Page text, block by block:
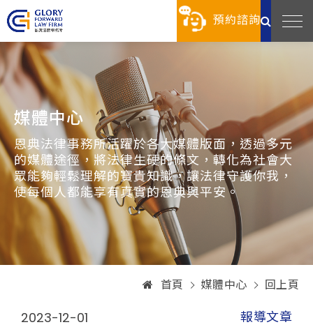
預約諮詢
媒體中心
恩典法律事務所活躍於各大媒體版面，透過多元
的媒體途徑，將法律生硬的條文，轉化為社會大
眾能夠輕鬆理解的寶貴知識，讓法律守護你我，
使每個人都能享有真實的恩典與平安。
首頁 媒體中心 回上頁
2023-12-01 報導文章